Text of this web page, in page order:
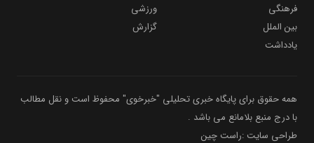
فرهنگی
ورزشی
بین الملل
گزارش
یادداشت
همه حقوق برای پایگاه خبری تحلیلی "خبرخوی" محفوظ است و نقل مطالب
با درج منبع بلامانع می باشد .
طراحی سایت :راست چین